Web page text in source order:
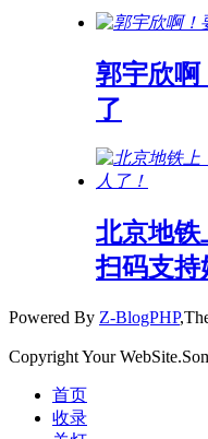
郭宇欣啊
了
北京地铁
扫码支持
Powered By Z-BlogPHP
Copyright Your
首页
收录